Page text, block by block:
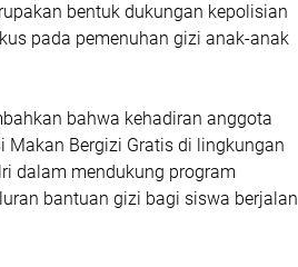
bentuk dukungan kepolisian
pada pemenuhan gizi anak-anak
bahwa kehadiran anggota
Bergizi Gratis di lingkungan
dalam mendukung program
bantuan gizi bagi siswa berjalan